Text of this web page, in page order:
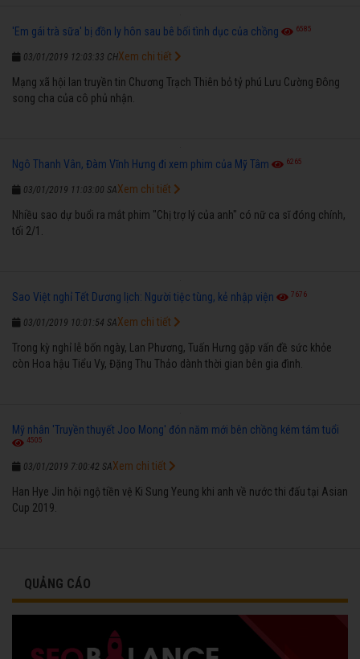
'Em gái trà sữa' bị đồn ly hôn sau bê bối tình dục của chồng 6585
03/01/2019 12:03:33 CH
Mạng xã hội lan truyền tin Chương Trạch Thiên bỏ tỷ phú Lưu Cường Đông
song cha của cô phủ nhận.
Xem chi tiết
Ngô Thanh Vân, Đàm Vĩnh Hưng đi xem phim của Mỹ Tâm 6265
03/01/2019 11:03:00 SA
Nhiều sao dự buổi ra mắt phim "Chị trợ lý của anh" có nữ ca sĩ đóng chính,
tối 2/1.
Xem chi tiết
Sao Việt nghỉ Tết Dương lịch: Người tiệc tùng, kẻ nhập viện 7676
03/01/2019 10:01:54 SA
Trong kỳ nghỉ lễ bốn ngày, Lan Phương, Tuấn Hưng gặp vấn đề sức khỏe
còn Hoa hậu Tiểu Vy, Đặng Thu Thảo dành thời gian bên gia đình.
Xem chi tiết
Mỹ nhân 'Truyền thuyết Joo Mong' đón năm mới bên chồng kém tám tuổi
4505
03/01/2019 7:00:42 SA
Han Hye Jin hội ngộ tiền vệ Ki Sung Yeung khi anh về nước thi đấu tại Asian
Cup 2019.
Xem chi tiết
QUẢNG CÁO